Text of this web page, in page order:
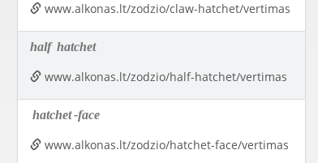
www.alkonas.lt/zodzio/claw-hatchet/vertimas
half hatchet
www.alkonas.lt/zodzio/half-hatchet/vertimas
hatchet-face
www.alkonas.lt/zodzio/hatchet-face/vertimas